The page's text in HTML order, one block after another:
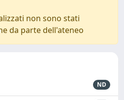
non sono stati
da parte dell'ateneo
ND